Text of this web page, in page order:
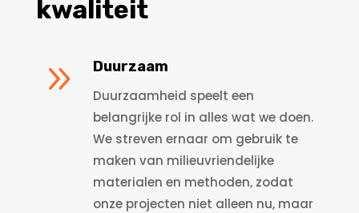
kwaliteit
9 Duurzaam
Duurzaamheid speelt een
belangrijke rol in alles wat we doen.
We streven ernaar om gebruik te
maken van milieuvriendelijke
materialen en methoden, zodat
onze projecten niet alleen nu, maar